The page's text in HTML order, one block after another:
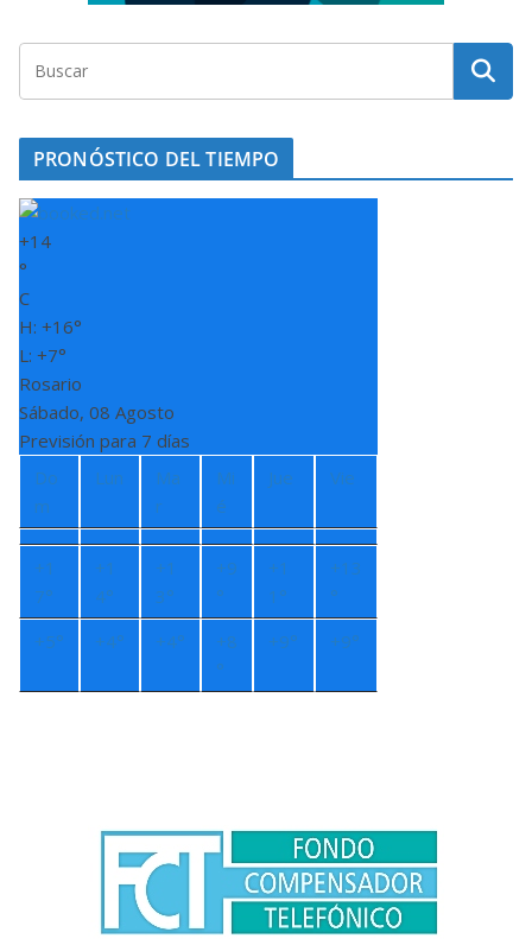
PRONÓSTICO DEL TIEMPO
+14
°
C
H: +16°
L: +7°
Rosario
Sábado, 08 Agosto
Previsión para 7 días
Do
m
Lun
Ma
r
Mi
é
Jue Vie
+1
7°
+1
4°
+1
3°
+9
°
+1
1°
+13
°
+5° +4° +4° +8
°
+9° +9°